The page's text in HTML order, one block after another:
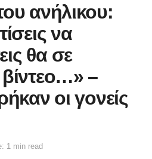
ανήλικου:
να
θα σε
–
οι γονείς
1 min read